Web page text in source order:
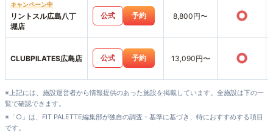
キャンペーン中
リントスル広島八丁
堀店
公式 予約 8,800円〜 ○
CLUBPILATES広島店 公式 予約 13,090円〜 ○
※上記には、施設運営者から情報提供のあった施設を掲載しています。全施設は下の一
覧で確認できます。
※「○」は、FIT PALETTE編集部が独自の調査・基準に基づき、特におすすめする項目
です。